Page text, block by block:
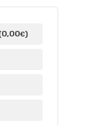
0,00€)